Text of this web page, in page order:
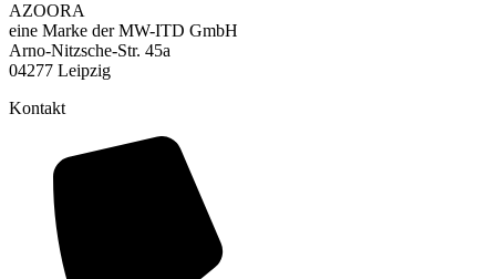
AZOORA
eine Marke der MW-ITD GmbH
Arno-Nitzsche-Str. 45a
04277 Leipzig
Kontakt